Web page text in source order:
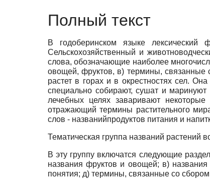
Полный текст
В годоберинском языке лексический
Сельскохозяйственный и
слова, обозначающие наиболее
овощей, фруктов, в) термины, связанные
растет в горах и в окрестностях сел.
специально собирают, сушат и
лечебных целях заваривают некоторые
отражающий термины растительного
слов - названийпродуктов питания и
Тематическая группа названий растений
В эту группу включатся следующие
названия фруктов и овощей; в) названия
понятия; д) термины, связанные со